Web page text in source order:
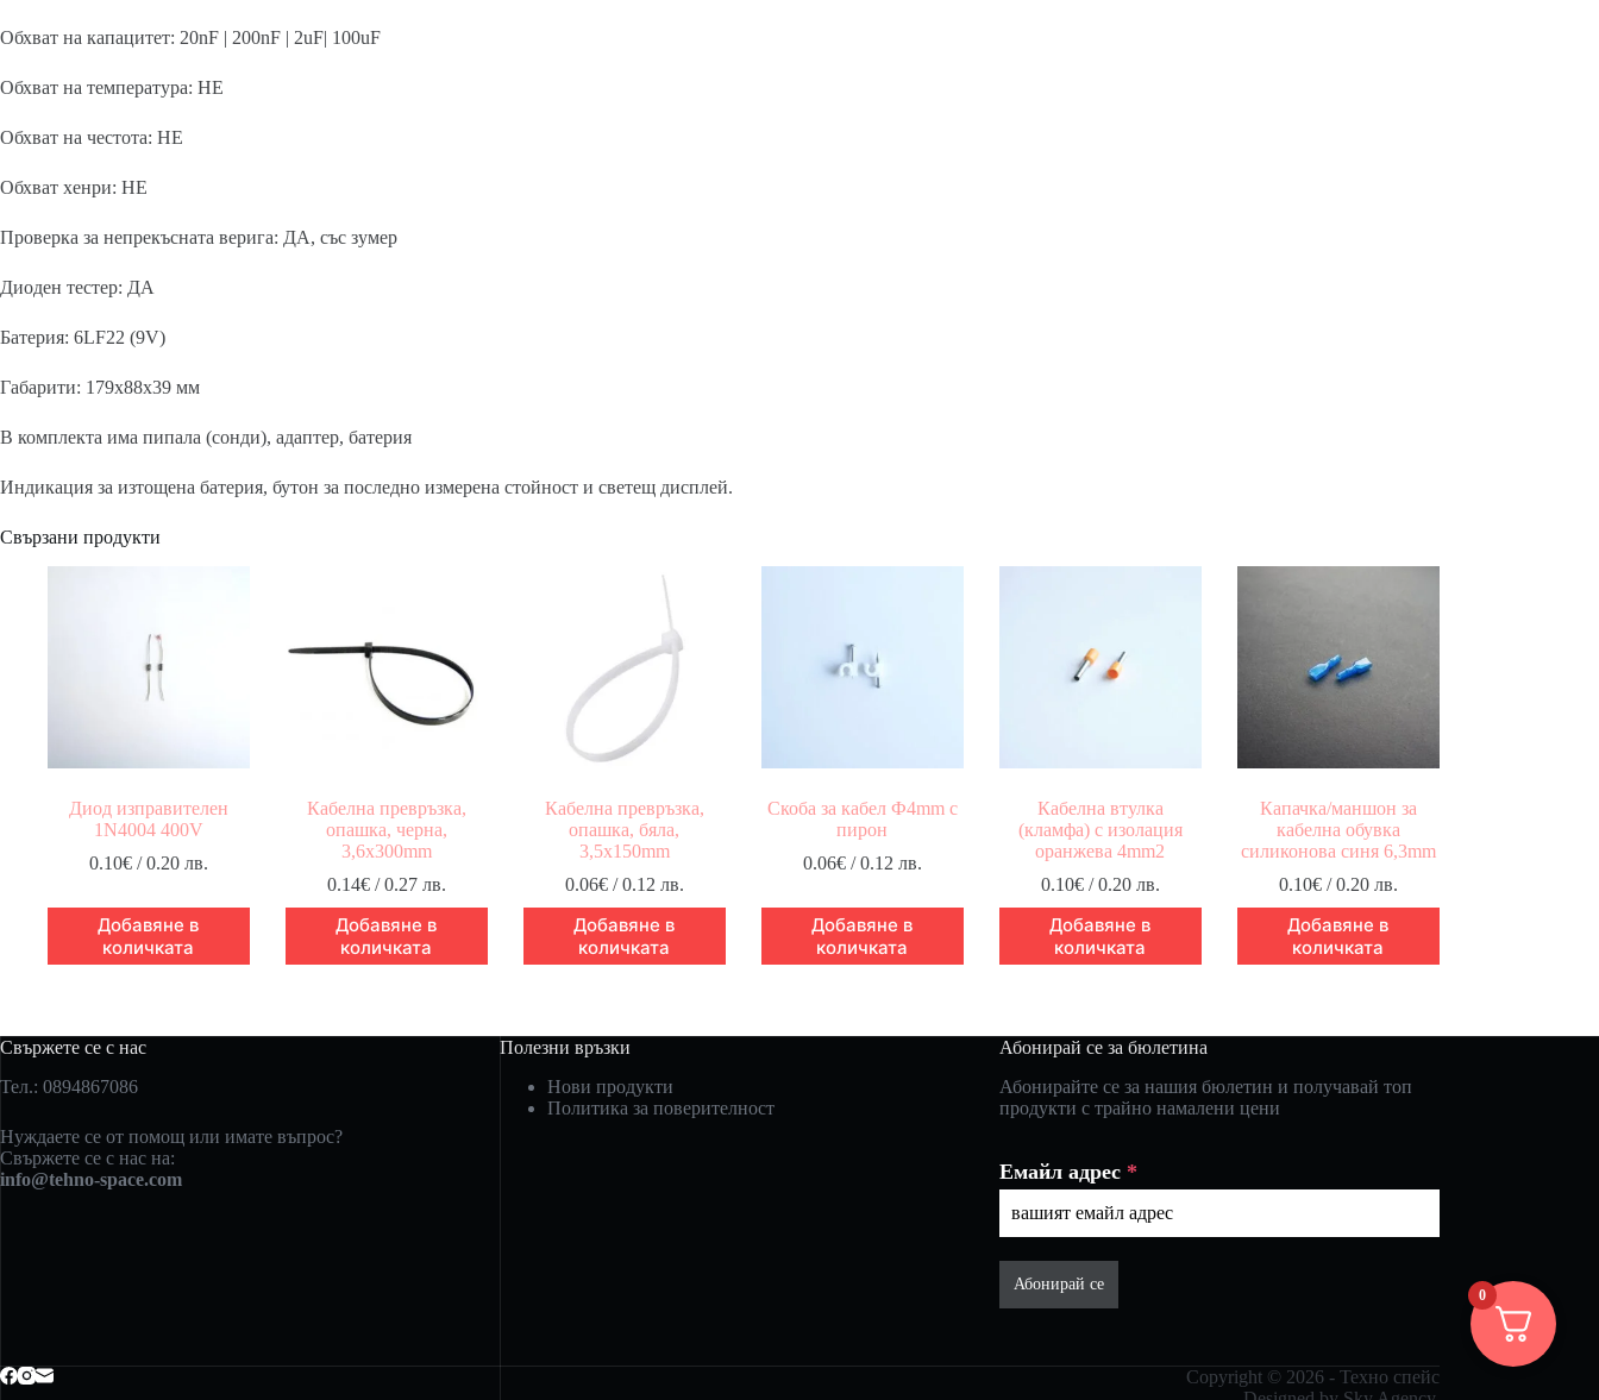
Обхват на капацитет: 20nF | 200nF | 2uF| 100uF
Обхват на температура: НЕ
Обхват на честота: НЕ
Обхват хенри: НЕ
Проверка за непрекъсната верига: ДА, със зумер
Диоден тестер: ДА
Батерия: 6LF22 (9V)
Габарити: 179х88х39 мм
В комплекта има пипала (сонди), адаптер, батерия
Индикация за изтощена батерия, бутон за последно измерена стойност и светещ дисплей.
Свързани продукти
Диод изправителен
1N4004 400V
0.10€/ 0.20 лв.
Добавяне в
количката
Кабелна превръзка,
опашка, черна,
3,6x300mm
0.14€/ 0.27 лв.
Добавяне в
количката
Кабелна превръзка,
опашка, бяла,
3,5x150mm
0.06€/ 0.12 лв.
Добавяне в
количката
Скоба за кабел Ф4mm с
пирон
0.06€/ 0.12 лв.
Добавяне в
количката
Кабелна втулка
(кламфа) с изолация
оранжева 4mm2
0.10€/ 0.20 лв.
Добавяне в
количката
Капачка/маншон за
кабелна обувка
силиконова синя 6,3mm
0.10€/ 0.20 лв.
Добавяне в
количката
Свържете се с нас
Тел.: 0894867086
Нуждаете се от помощ или имате въпрос?
Свържете се с нас на:
info@tehno-space.com
Полезни връзки
Нови продукти
Политика за поверителност
Абонирай се за бюлетина
Абонирайте се за нашия бюлетин и получавай топ
продукти с трайно намалени цени
Емайл адрес *
Абонирай се
Copyright © 2026 - Техно спейс
0